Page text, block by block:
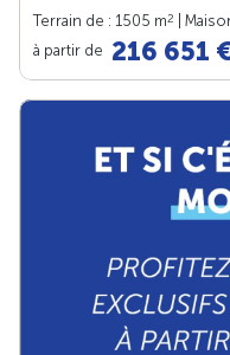
Terrain de : 1505 m2 |
à partir de 216 651 €